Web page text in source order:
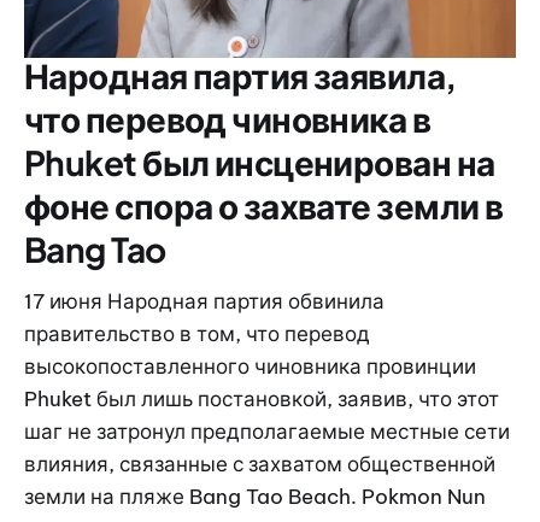
Народная партия заявила,
что перевод чиновника в
Phuket был инсценирован на
фоне спора о захвате земли в
Bang Tao
17 июня Народная партия обвинила
правительство в том, что перевод
высокопоставленного чиновника провинции
Phuket был лишь постановкой, заявив, что этот
шаг не затронул предполагаемые местные сети
влияния, связанные с захватом общественной
земли на пляже Bang Tao Beach. Pokmon Nun